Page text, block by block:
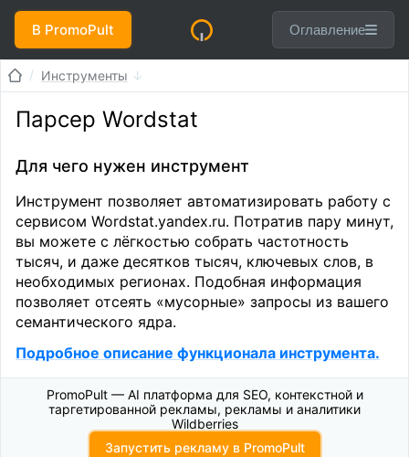
В PromoPult Оглавление
Инструменты
Парсер Wordstat
Для чего нужен инструмент
Инструмент позволяет автоматизировать работу с
сервисом Wordstat.yandex.ru. Потратив пару минут,
вы можете с лёгкостью собрать частотность
тысяч, и даже десятков тысяч, ключевых слов, в
необходимых регионах. Подобная информация
позволяет отсеять «мусорные» запросы из вашего
семантического ядра.
Подробное описание функционала инструмента.
PromoPult — AI платформа для SEO, контекстной и
таргетированной рекламы, рекламы и аналитики
Wildberries
Запустить рекламу в PromoPult